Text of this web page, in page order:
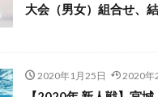
大会（男女）組合せ、
2020年1月25日 2020年